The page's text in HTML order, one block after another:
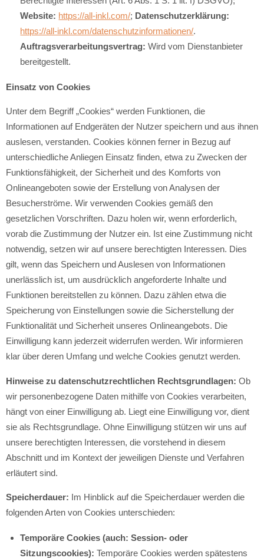
Website: https://all-inkl.com/; Datenschutzerklärung:
https://all-inkl.com/datenschutzinformationen/.
Auftragsverarbeitungsvertrag: Wird vom Dienstanbieter
bereitgestellt.
Einsatz von Cookies
Unter dem Begriff „Cookies“ werden Funktionen, die
Informationen auf Endgeräten der Nutzer speichern und aus ihnen
auslesen, verstanden. Cookies können ferner in Bezug auf
unterschiedliche Anliegen Einsatz finden, etwa zu Zwecken der
Funktionsfähigkeit, der Sicherheit und des Komforts von
Onlineangeboten sowie der Erstellung von Analysen der
Besucherströme. Wir verwenden Cookies gemäß den
gesetzlichen Vorschriften. Dazu holen wir, wenn erforderlich,
vorab die Zustimmung der Nutzer ein. Ist eine Zustimmung nicht
notwendig, setzen wir auf unsere berechtigten Interessen. Dies
gilt, wenn das Speichern und Auslesen von Informationen
unerlässlich ist, um ausdrücklich angeforderte Inhalte und
Funktionen bereitstellen zu können. Dazu zählen etwa die
Speicherung von Einstellungen sowie die Sicherstellung der
Funktionalität und Sicherheit unseres Onlineangebots. Die
Einwilligung kann jederzeit widerrufen werden. Wir informieren
klar über deren Umfang und welche Cookies genutzt werden.
Hinweise zu datenschutzrechtlichen Rechtsgrundlagen: Ob
wir personenbezogene Daten mithilfe von Cookies verarbeiten,
hängt von einer Einwilligung ab. Liegt eine Einwilligung vor, dient
sie als Rechtsgrundlage. Ohne Einwilligung stützen wir uns auf
unsere berechtigten Interessen, die vorstehend in diesem
Abschnitt und im Kontext der jeweiligen Dienste und Verfahren
erläutert sind.
Speicherdauer: Im Hinblick auf die Speicherdauer werden die
folgenden Arten von Cookies unterschieden:
Temporäre Cookies (auch: Session- oder
Sitzungscookies): Temporäre Cookies werden spätestens